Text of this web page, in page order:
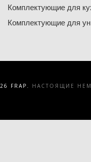
Комплектующие для
Комплектующие для
FRAP.
НАСТОЯЩИЕ